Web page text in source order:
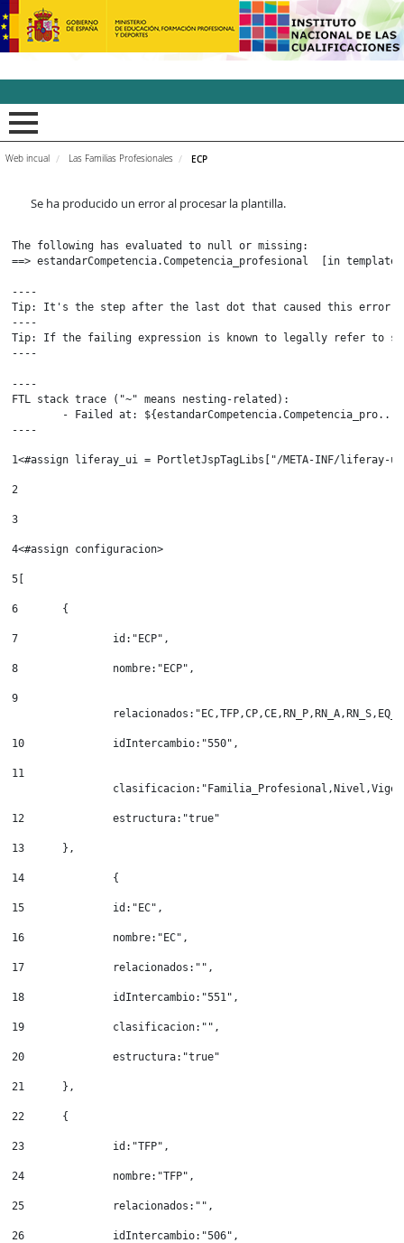
INCUAl - Instituto
Web incual Las Familias Profesionales ECP
Se ha producido un error al procesar la plantilla.
The following has evaluated to null or missing:
==> estandarCompetencia.Competencia_profesional  [in
----
Tip: It's the step after the last dot that caused this error,
----
Tip: If the failing expression is known to legally refer to
----
----
FTL stack trace ("~" means nesting-related):
----
1<#assign liferay_ui = PortletJspTagLibs["/META-INF/
2
3
4<#assign configuracion>
5
6
	{
7
		id:"ECP",
8
		nombre:"ECP",
9
10
		idIntercambio:"550",
11
12
		estructura:"true"
13
	},
14
		{
15
		id:"EC",
16
		nombre:"EC",
17
		relacionados:"",
18
		idIntercambio:"551",
19
		clasificacion:"",
20
		estructura:"true"
21
	},
22
	{
23
		id:"TFP",
24
		nombre:"TFP",
25
		relacionados:"",
26
		idIntercambio:"506",